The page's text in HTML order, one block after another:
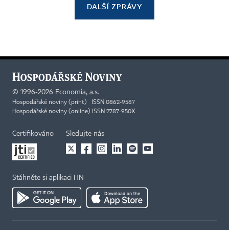
DALŠÍ ZPRÁVY
© 1996-2026 Economia, a.s.
Hospodářské noviny (print) ISSN 0862-9587
Hospodářské noviny (online) ISSN 2787-950X
Certifikováno Sledujte nás
Stáhněte si aplikaci HN